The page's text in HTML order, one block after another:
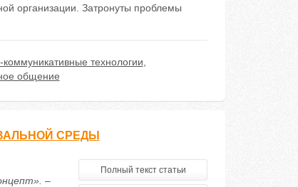
организации. Затронуты проблемы
технологии
общение
СРЕДЫ
–
Полный текст статьи